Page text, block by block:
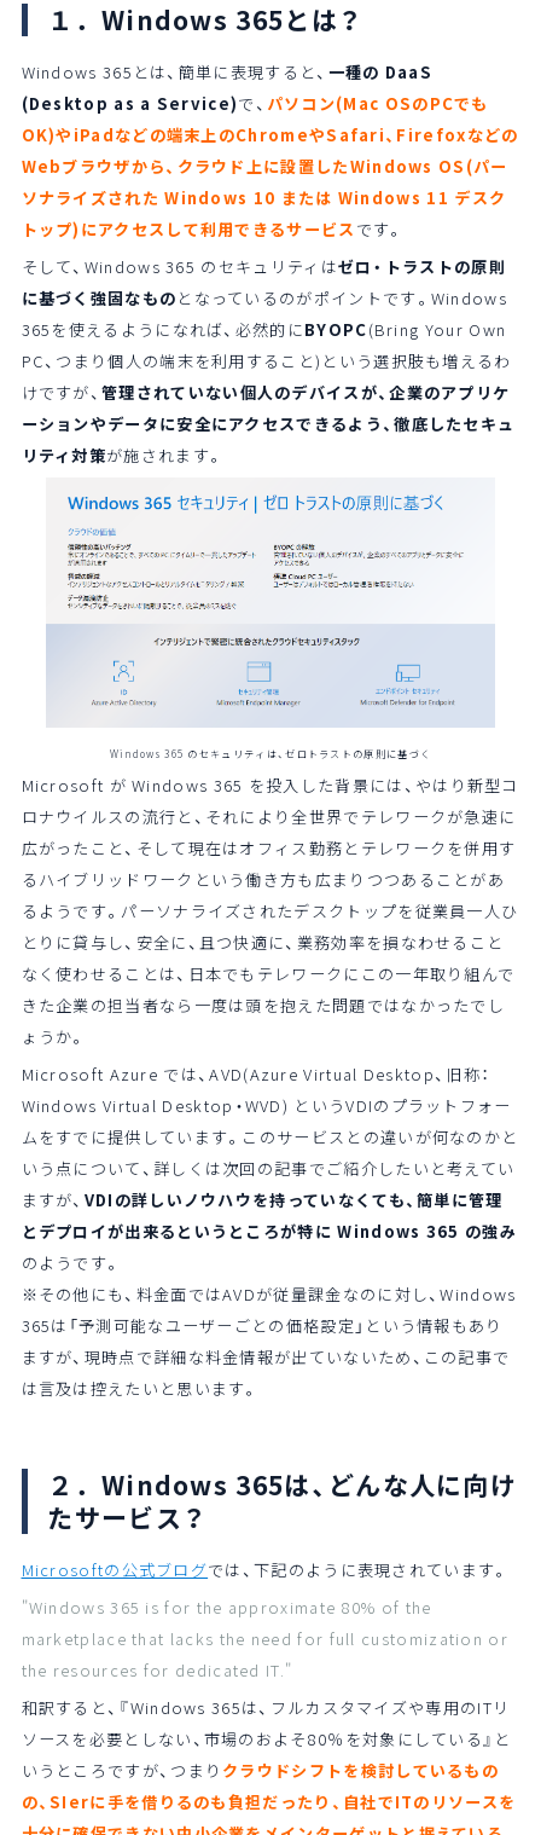
１．Windows 365とは？
Windows 365とは、簡単に表現すると、 一種の DaaS
(Desktop as a Service)で、 パソコン(Mac OSのPCでも
OK)やiPadなどの端末上のChromeやSafari、Firefoxなどの
Webブラウザから、クラウド上に設置したWindows OS(パー
ソナライズされた Windows 10 または Windows 11 デスク
トップ)にアクセスして利用できるサービス です。
そして、Windows 365 のセキュリティはゼロ・トラストの原則
に基づく強固なもの となっているのがポイントです。Windows
365を使えるようになれば、必然的にBYOPC(Bring Your Own
PC、つまり個人の端末を利用すること)という選択肢も増えるわ
けですが、管理されていない個人のデバイスが、企業のアプリケ
ーションやデータに安全にアクセスできるよう、徹底したセキュ
リティ対策が施されます。
Windows 365 のセキュリティは、ゼロトラストの原則に基づく
Microsoft が Windows 365 を投入した背景には、やはり新型コ
ロナウイルスの流行と、それにより全世界でテレワークが急速に
広がったこと、そして現在はオフィス勤務とテレワークを併用す
るハイブリッドワークという働き方も広まりつつあることがあ
るようです。パーソナライズされたデスクトップを従業員一人ひ
とりに貸与し、安全に、且つ快適に、業務効率を損なわせること
なく使わせることは、日本でもテレワークにこの一年取り組んで
きた企業の担当者なら一度は頭を抱えた問題ではなかったでし
ょうか。
Microsoft Azure では、AVD(Azure Virtual Desktop、旧称：
Windows Virtual Desktop・WVD) というVDIのプラットフォー
ムをすでに提供しています。このサービスとの違いが何なのかと
いう点について、詳しくは次回の記事でご紹介したいと考えてい
ますが、 VDIの詳しいノウハウを持っていなくても、簡単に管理
とデプロイが出来るというところが特に Windows 365 の強み
のようです。
※その他にも、料金面ではAVDが従量課金なのに対し、Windows
365は「予測可能なユーザーごとの価格設定」という情報もあり
ますが、現時点で詳細な料金情報が出ていないため、この記事で
は言及は控えたいと思います。
２．Windows 365は、どんな人に向け
たサービス？
Microsoftの公式ブログでは、下記のように表現されています。
"Windows 365 is for the approximate 80% of the
marketplace that lacks the need for full customization or
the resources for dedicated IT."
和訳すると、『Windows 365は、フルカスタマイズや専用のITリ
ソースを必要としない、市場のおよそ80％を対象にしている』と
いうところですが、つまり クラウドシフトを検討しているもの
の、SIerに手を借りるのも負担だったり、自社でITのリソースを